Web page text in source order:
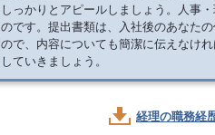
っかりとアピールしましょう。人事
です。提出書類は、入社後のあなた
で、内容についても簡潔に伝えなけ
ていきましょう。
経理の職務経